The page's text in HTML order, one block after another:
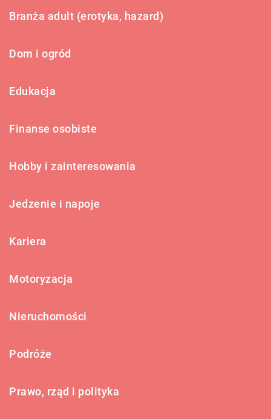
Branża adult (erotyka, hazard)
Dom i ogród
Edukacja
Finanse osobiste
Hobby i zainteresowania
Jedzenie i napoje
Kariera
Motoryzacja
Nieruchomości
Podróże
Prawo, rząd i polityka